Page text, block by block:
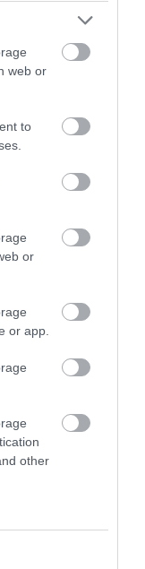
web or
to
or
or app.
other
για τον